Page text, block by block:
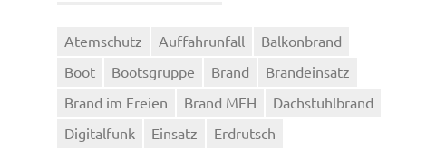
Atemschutz Auffahrunfall
Balkonbrand
Boot
Bootsgruppe Brand
Brandeinsatz
Brand im Freien
Brand MFH
Dachstuhlbrand
Digitalfunk
Einsatz
Erdrutsch